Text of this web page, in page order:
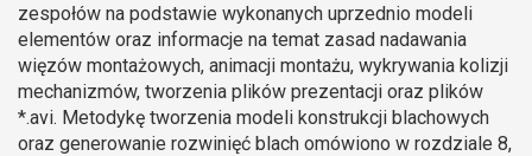
zespołów na podstawie wykonanych uprzednio modeli
elementów oraz informacje na temat zasad nadawania
więzów montażowych, animacji montażu, wykrywania kolizji
mechanizmów, tworzenia plików prezentacji oraz plików
*.avi. Metodykę tworzenia modeli konstrukcji blachowych
oraz generowanie rozwinięć blach omówiono w rozdziale 8,